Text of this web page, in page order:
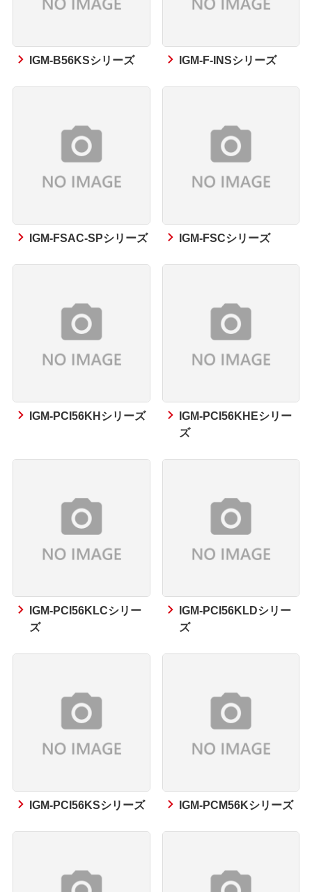
IGM-B56KSシリーズ IGM-F-INSシリーズ
IGM-FSAC-SPシリーズ IGM-FSCシリーズ
IGM-PCI56KHシリーズ
IGM-PCI56KHEシリー
ズ
IGM-PCI56KLCシリー
ズ
IGM-PCI56KLDシリー
ズ
IGM-PCI56KSシリーズ IGM-PCM56Kシリーズ